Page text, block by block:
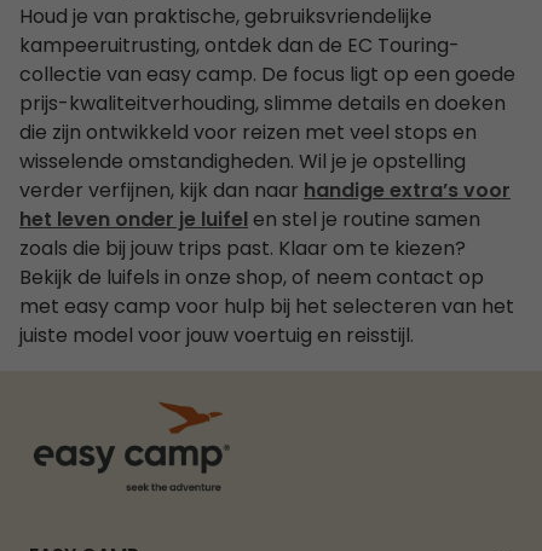
Houd je van praktische, gebruiksvriendelijke
kampeeruitrusting, ontdek dan de EC Touring-
collectie van easy camp. De focus ligt op een goede
prijs-kwaliteitverhouding, slimme details en doeken
die zijn ontwikkeld voor reizen met veel stops en
wisselende omstandigheden. Wil je je opstelling
verder verfijnen, kijk dan naarhandige extra’s voor
het leven onder je luifelen stel je routine samen
zoals die bij jouw trips past. Klaar om te kiezen?
Bekijk de luifels in onze shop, of neem contact op
met easy camp voor hulp bij het selecteren van het
juiste model voor jouw voertuig en reisstijl.